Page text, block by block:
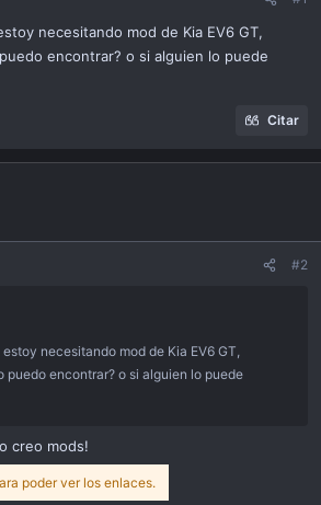
necesitando mod de Kia EV6 GT,
encontrar? o si alguien lo puede
Citar
#2
necesitando mod de Kia EV6 GT,
puedo encontrar? o si alguien lo puede
creo mods!
poder ver los enlaces.